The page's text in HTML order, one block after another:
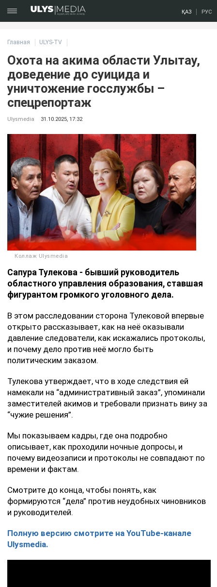
ҚАЗ РУС
Главная ULYS-TV
Охота на акима области Улытау,
доведение до суицида и
уничтожение госслужбы –
спецрепортаж
Ulysmedia 31.10.2025, 17:32
Коллаж Ulysmedia
Сапура Тулекова - бывший руководитель
областного управления образования, ставшая
фигурантом громкого уголовного дела.
В этом расследовании сторона Тулековой впервые
открыто рассказывает, как на неё оказывали
давление следователи, как искажались протоколы,
и почему дело против неё могло быть
политическим заказом.
Тулекова утверждает, что в ходе следствия ей
намекали на “административный заказ”, упоминали
заместителей акимов и требовали признать вину за
“чужие решения”.
Мы показываем кадры, где она подробно
описывает, как проходили ночные допросы, и
почему видеозаписи и протоколы не совпадают по
времени и фактам.
Смотрите до конца, чтобы понять, как
формируются “дела” против неудобных чиновников
и руководителей.
Полную версию смотрите на YouTube-канале
Ulysmedia.